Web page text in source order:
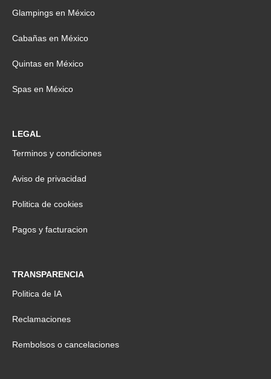
Glampings en México
Cabañas en México
Quintas en México
Spas en México
LEGAL
Terminos y condiciones
Aviso de privacidad
Politica de cookies
Pagos y facturacion
TRANSPARENCIA
Politica de IA
Reclamaciones
Rembolsos o cancelaciones